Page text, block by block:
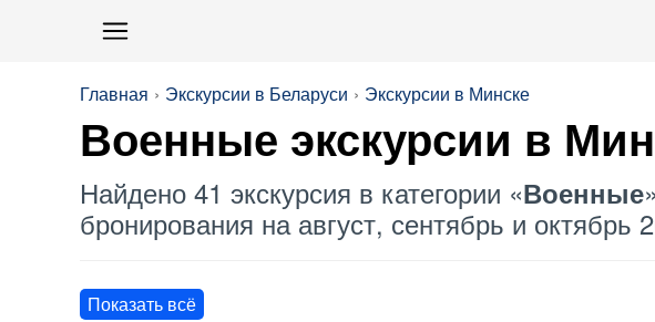
Главная Экскурсии в Беларуси Экскурсии в Минске
Военные экскурсии в
Найдено 41 экскурсия в категории «Военные
бронирования на август, сентябрь и октябрь
Показать всё